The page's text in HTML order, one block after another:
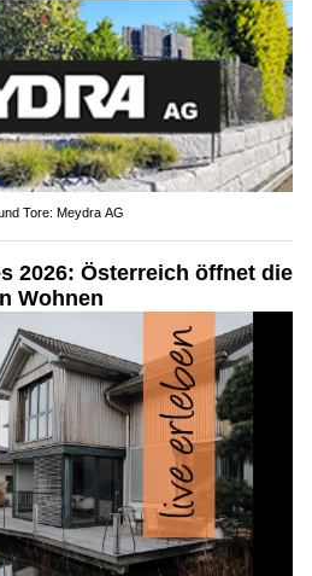
Tore: Meydra AG
2026: Österreich öffnet die
Wohnen